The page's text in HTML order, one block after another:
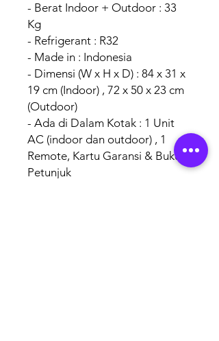
- Berat Indoor + Outdoor : 33
Kg
- Refrigerant : R32
- Made in : Indonesia
- Dimensi (W x H x D) : 84 x 31 x
19 cm (Indoor) , 72 x 50 x 23 cm
(Outdoor)
- Ada di Dalam Kotak : 1 Unit
AC (indoor dan outdoor) , 1
Remote, Kartu Garansi & Buku
Petunjuk